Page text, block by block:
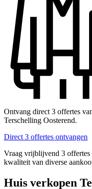
Ontvang direct 3 offertes
Terschelling Oosterend.
Direct 3 offertes ontvangen
Vraag vrijblijvend 3 offertes
kwaliteit van diverse
Huis verkopen